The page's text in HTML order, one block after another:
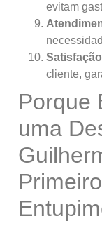
evitam
cliente,
Porque
uma